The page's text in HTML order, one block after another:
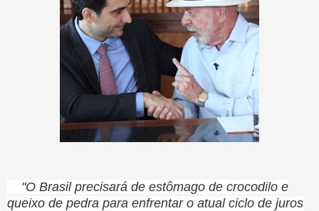
"O Brasil precisará de estômago de crocodilo e
queixo de pedra para enfrentar o atual ciclo de juros